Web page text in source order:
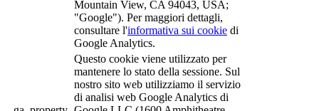
Mountain View, CA 94043, USA;
"Google"). Per maggiori dettagli,
consultare l'informativa sui cookie di
Google Analytics.
Questo cookie viene utilizzato per
mantenere lo stato della sessione. Sul
nostro sito web utilizziamo il servizio
di analisi web Google Analytics di